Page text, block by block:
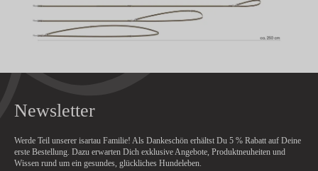
Newsletter
Werde Teil unserer isartau Familie! Als Dankeschön erhältst Du 5 % Rabatt auf Deine
erste Bestellung. Dazu erwarten Dich exklusive Angebote, Produktneuheiten und
Wissen rund um ein gesundes, glückliches Hundeleben.